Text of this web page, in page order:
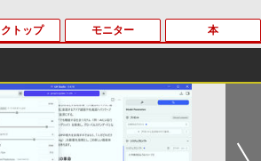
トップ モニター 本
数学 大学入試問題解答集 2026 国公立大
編
￥5,665